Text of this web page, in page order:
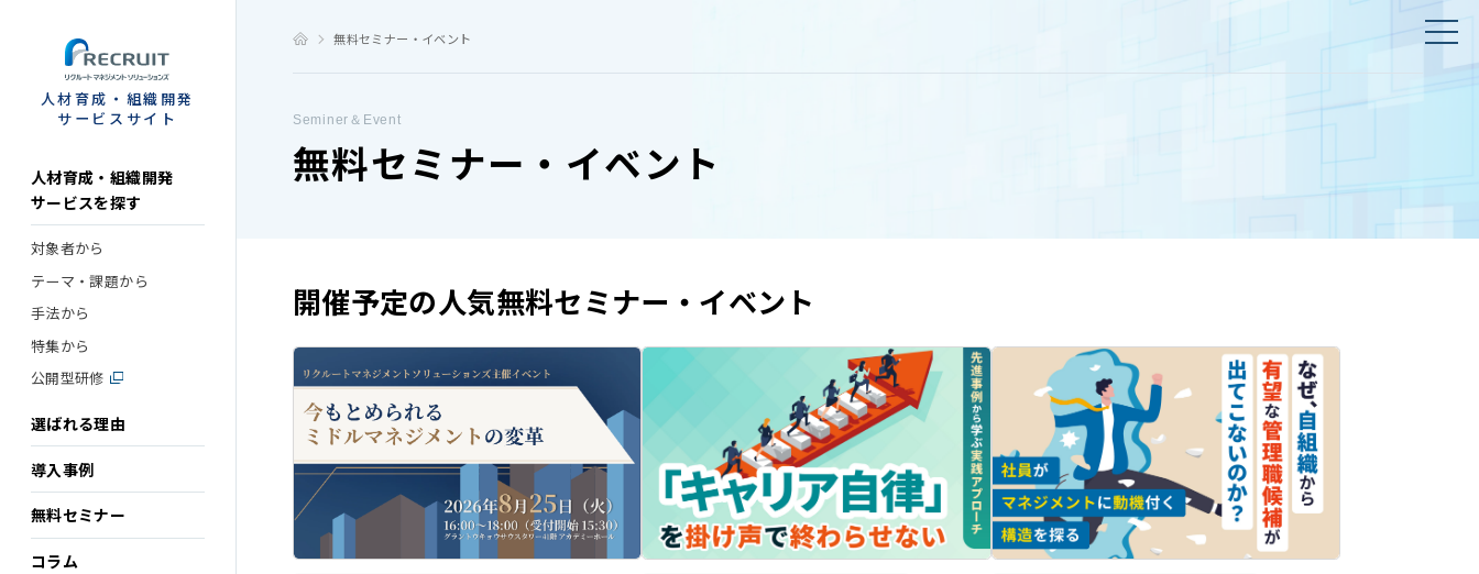
人材育成・組織開発
サービスサイト
人材育成・組織開発
サービスを探す
対象者から
テーマ・課題から
手法から
特集から
公開型研修
選ばれる理由
導入事例
無料セミナー
コラム
無料セミナー・イベント
Seminer＆Event
無料セミナー・イベント
開催予定の人気無料セミナー・イベント